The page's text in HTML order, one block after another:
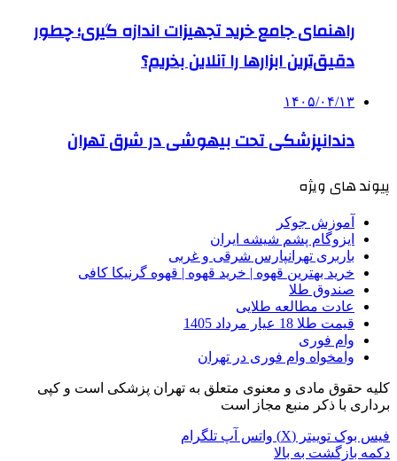
راهنمای جامع خرید تجهیزات اندازه گیری؛ چطور
دقیق‌ترین ابزارها را آنلاین بخریم؟
۱۴۰۵/۰۴/۱۳
دندانپزشکی تحت بیهوشی در شرق تهران
پیوند های ویژه
آموزش جوکر
ایزوگام پشم شیشه ایران
باربری تهرانپارس شرقی و غربی
خرید بهترین قهوه | خرید قهوه | قهوه گرنیکا کافی
صندوق طلا
عادت مطالعه طلایی
قیمت طلا 18 عیار مرداد 1405
وام فوری
وامخواه وام فوری در تهران
کلیه حقوق مادی و معنوی متعلق به تهران پزشکی است و کپی
برداری با ذکر منبع مجاز است
فیس بوک توییتر (X) واتس آپ تلگرام
دکمه بازگشت به بالا